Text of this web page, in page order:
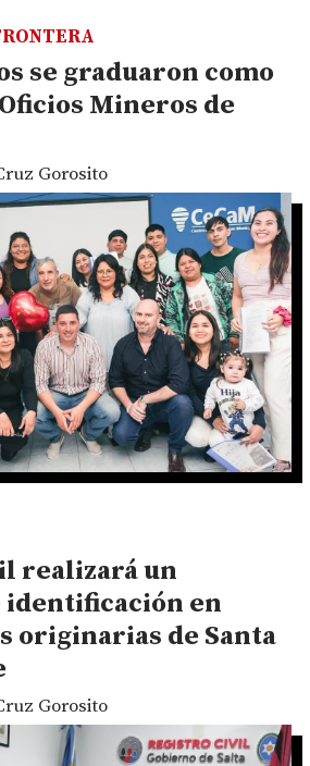
se graduaron como
Mineros de
Gorosito
realizará un
identificación en
originarias de Santa
Gorosito